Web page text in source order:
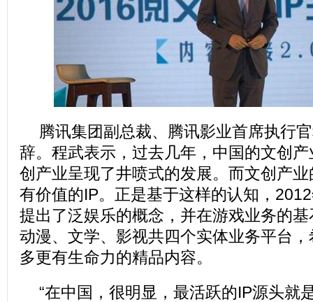
腾讯集团副总裁、腾讯影业首席执行
辞。程武表示，过去几年，中国的文创
创产业呈现了井喷式的发展。而文创产
有价值的IP。正是基于这样的认知，
提出了泛娱乐的概念，并在游戏业务的
动漫、文学、影视共四个实体业务平台
多更有生命力的精品内容。
“在中国，很明显，最活跃的IP源头就